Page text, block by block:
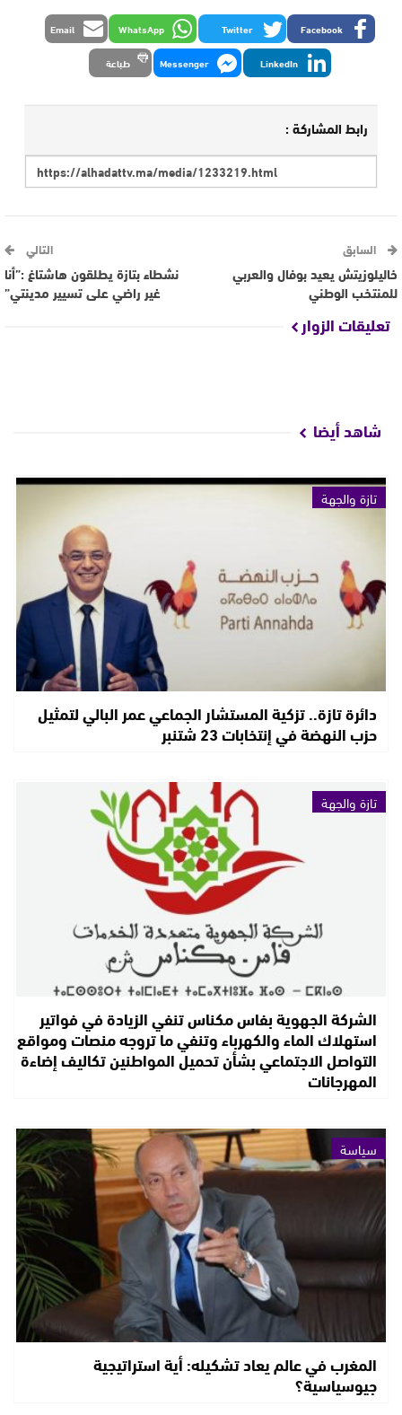
Facebook
Twitter
WhatsApp
Email
LinkedIn
Messenger طباعة
رابط المشاركة :
السابق
خاليلوزيتش يعيد بوفال والعربي
للمنتخب الوطني
التالي
نشطاء بتازة يطلقون هاشتاغ :”أنا
غير راضي على تسيير مدينتي”
تعليقات الزوار
شاهد أيضا
تازة والجهة
دائرة تازة.. تزكية المستشار الجماعي عمر البالي لتمثيل
حزب النهضة في إنتخابات 23 شتنبر
تازة والجهة
الشركة الجهوية بفاس مكناس تنفي الزيادة في فواتير
استهلاك الماء والكهرباء وتنفي ما تروجه منصات ومواقع
التواصل الاجتماعي بشأن تحميل المواطنين تكاليف إضاءة
المهرجانات
سياسة
المغرب في عالم يعاد تشكيله: أية استراتيجية
جيوسياسية؟